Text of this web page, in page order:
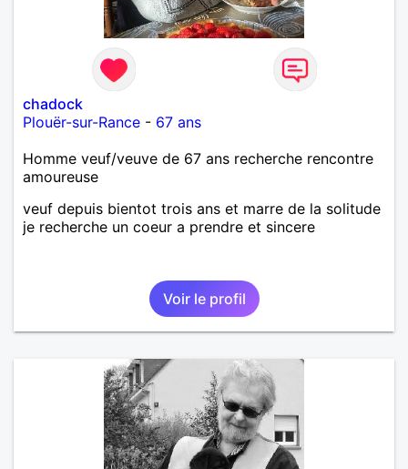
chadock
Plouër-sur-Rance - 67 ans
Homme veuf/veuve de 67 ans recherche rencontre
amoureuse
veuf depuis bientot trois ans et marre de la solitude
je recherche un coeur a prendre et sincere
Voir le profil